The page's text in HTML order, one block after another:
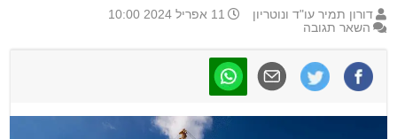
דורון תמיר עו"ד ונוטריון
11 אפריל 2024 10:00
השאר תגובה